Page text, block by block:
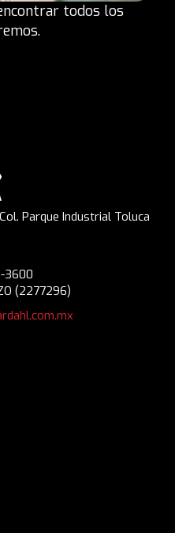
todos los
Parque Industrial Toluca
3600
(2277296)